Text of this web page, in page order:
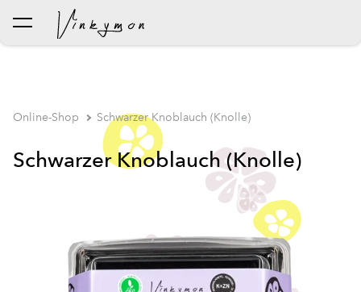
wurde dem Warenkorb
hinzugefügt..
Online-Shop Schwarzer Knoblauch (Knolle)
Schwarzer Knoblauch (Knolle)